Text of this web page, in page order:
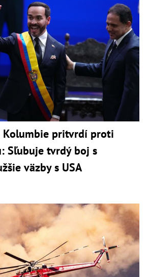
Kolumbie pritvrdí proti
Sľubuje tvrdý boj s
väzby s USA